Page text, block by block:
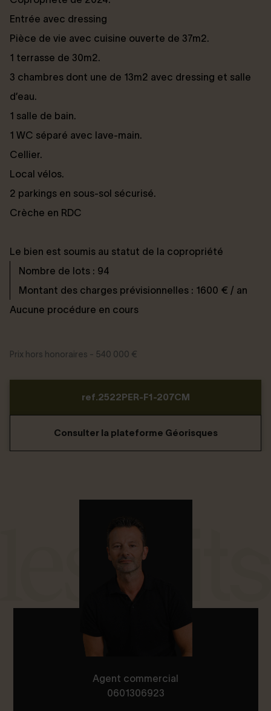
Entrée avec dressing
Pièce de vie avec cuisine ouverte de 37m2.
1 terrasse de 30m2.
3 chambres dont une de 13m2 avec dressing et salle
d’eau.
1 salle de bain.
1 WC séparé avec lave-main.
Cellier.
Local vélos.
2 parkings en sous-sol sécurisé.
Crèche en RDC
Le bien est soumis au statut de la copropriété
Nombre de lots : 94
Montant des charges prévisionnelles : 1600 € / an
Aucune procédure en cours
Prix hors honoraires - 540 000 €
ref.2522PER-F1-207CM
Consulter la plateforme Géorisques
Agent commercial
0601306923